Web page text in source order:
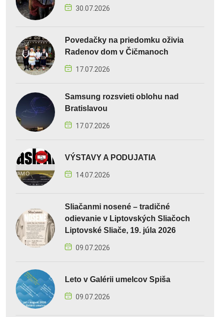
30.07.2026
Povedačky na priedomku oživia
Radenov dom v Čičmanoch
17.07.2026
Samsung rozsvieti oblohu nad
Bratislavou
17.07.2026
VÝSTAVY A PODUJATIA
14.07.2026
Sliačanmi nosené – tradičné
odievanie v Liptovských Sliačoch
Liptovské Sliače, 19. júla 2026
09.07.2026
Leto v Galérii umelcov Spiša
09.07.2026